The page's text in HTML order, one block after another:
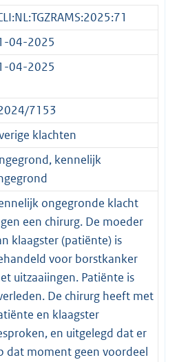
04-2025
04-2025
7153
klachten
kennelijk
ongegronde klacht
een chirurg. De moeder
klaagster (patiënte) is
voor borstkanker
uitzaaiingen. Patiënte is
De chirurg heeft met
en klaagster
en uitgelegd dat er
dat moment geen voordeel